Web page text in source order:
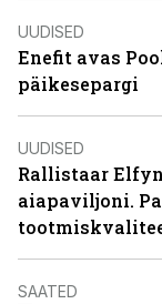
UUDISED
Enefit avas
päikesepargi
UUDISED
Rallistaar
aiapaviljoni.
SAATED